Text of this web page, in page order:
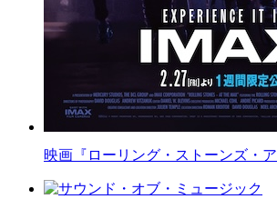
映画『ローリング・ストーンズ・